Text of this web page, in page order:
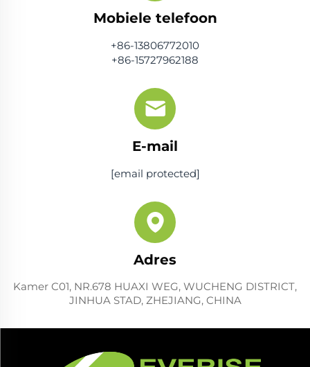
Mobiele telefoon
+86-13806772010
+86-15727962188
E-mail
[email protected]
Adres
Kamer C01, NR.678 HUAXI WEG, WUCHENG DISTRICT,
JINHUA STAD, ZHEJIANG, CHINA